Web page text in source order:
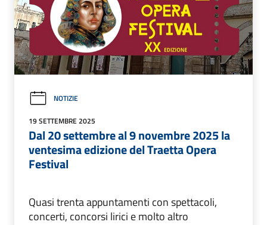
NOTIZIE
19 SETTEMBRE 2025
Dal 20 settembre al 9 novembre 2025 la
ventesima edizione del Traetta Opera
Festival
Quasi trenta appuntamenti con spettacoli,
concerti, concorsi lirici e molto altro